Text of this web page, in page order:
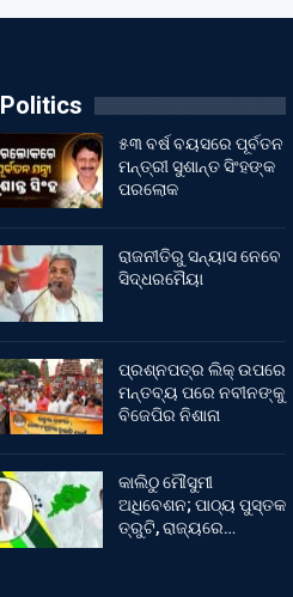
Politics
୫୩ ବର୍ଷ ବୟସରେ ପୂର୍ବତନ
ମନ୍ତ୍ରୀ ସୁଶାନ୍ତ ସିଂହଙ୍କ
ପରଲୋକ
ରାଜନୀତିରୁ ସନ୍ୟାସ ନେବେ
ସିଦ୍ଧରମୈୟା
ପ୍ରଶ୍ନପତ୍ର ଲିକ୍ ଉପରେ
ମନ୍ତବ୍ୟ ପରେ ନବୀନଙ୍କୁ
ବିଜେପିର ନିଶାନା
କାଲିଠୁ ମୌସୁମୀ
ଅଧିବେଶନ; ପାଠ୍ୟ ପୁସ୍ତକ
ତ୍ରୁଟି, ରାଜ୍ୟରେ…